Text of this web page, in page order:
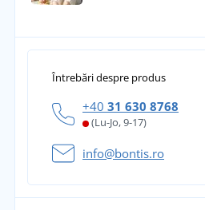
Întrebări despre produs
+40 31 630 8768
(Lu-Jo, 9-17)
info@bontis.ro